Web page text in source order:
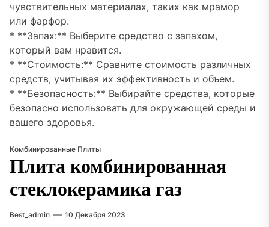
чувствительных материалах, таких как мрамор
или фарфор.
* **Запах:** Выберите средство с запахом,
который вам нравится.
* **Стоимость:** Сравните стоимость различных
средств, учитывая их эффективность и объем.
* **Безопасность:** Выбирайте средства, которые
безопасно использовать для окружающей среды и
вашего здоровья.
Комбинированные Плиты
Плита комбинированная
стеклокерамика газ
Best_admin 10 Декабря 2023